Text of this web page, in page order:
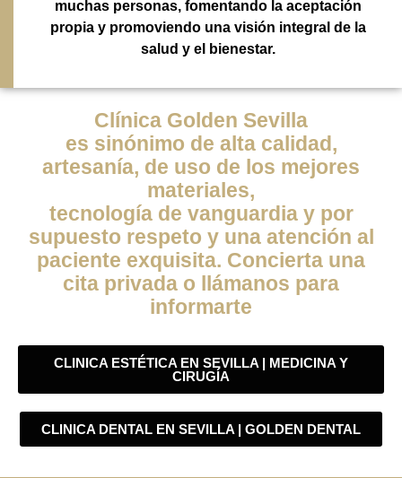
muchas personas, fomentando la aceptación
propia y promoviendo una visión integral de la
salud y el bienestar.
Clínica Golden Sevilla
es sinónimo de alta calidad,
artesanía, de uso de los mejores
materiales,
tecnología de vanguardia y por
supuesto respeto y una atención al
paciente exquisita. Concierta una
cita privada o llámanos para
informarte
CLINICA ESTÉTICA EN SEVILLA | MEDICINA Y
CIRUGÍA
CLINICA DENTAL EN SEVILLA | GOLDEN DENTAL